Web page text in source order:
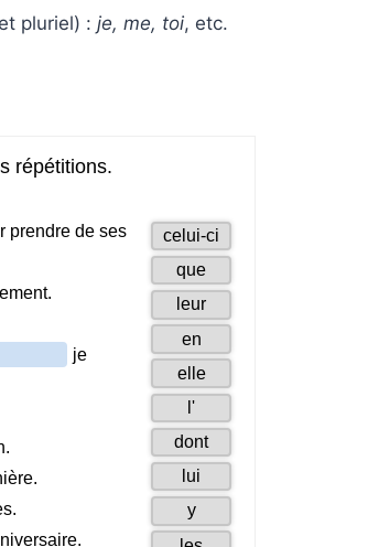
pluriel) : je, me, toi, etc.